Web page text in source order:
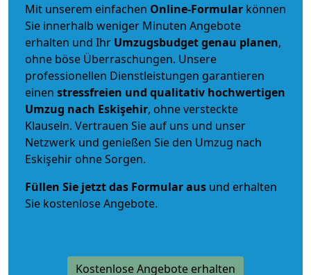
Mit unserem einfachen Online-Formular können
Sie innerhalb weniger Minuten Angebote
erhalten und Ihr Umzugsbudgetgenau planen,
ohne böse Überraschungen. Unsere
professionellen Dienstleistungen garantieren
einen stressfreien und qualitativ hochwertigen
Umzug nach Eskişehir, ohne versteckte
Klauseln. Vertrauen Sie auf uns und unser
Netzwerk und genießen Sie den Umzug nach
Eskişehir ohne Sorgen.
Füllen Sie jetzt das Formular aus und erhalten
Sie kostenlose Angebote.
Kostenlose Angebote erhalten